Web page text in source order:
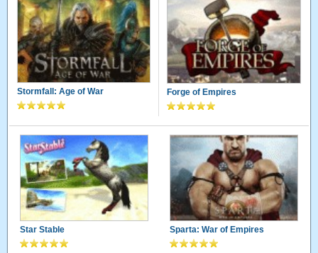
Stormfall: Age of War Forge of Empires
Star Stable Sparta: War of Empires